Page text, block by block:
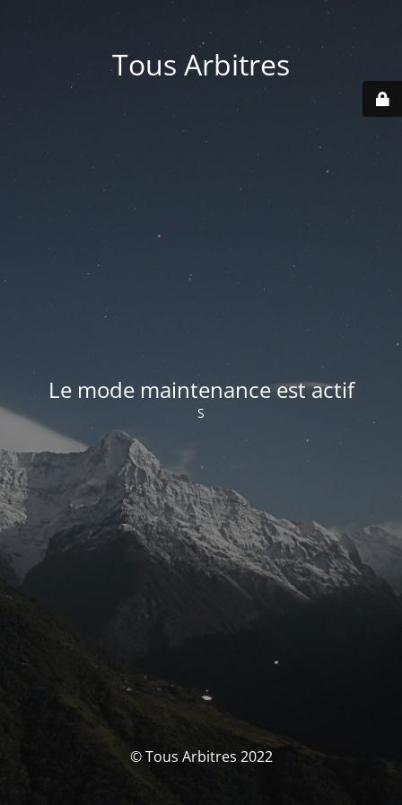
Tous Arbitres
Le mode maintenance est actif
S
© Tous Arbitres 2022